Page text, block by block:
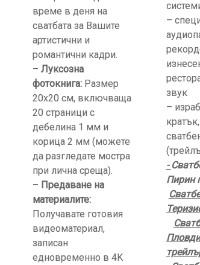
време в деня на
сватбата за Вашите
артистични и
романтични кадри.
–Луксозна
фотокнига: Размер
20х20 см, включваща
20 страници с
дебелина 1 мм и
корица 2 мм (можете
да разгледате мостра
при лична среща).
– Предаване на
материалите:
Получавате готовия
видеоматериал,
записан
едновременно в 4K
–
звук
–
-
Пирин